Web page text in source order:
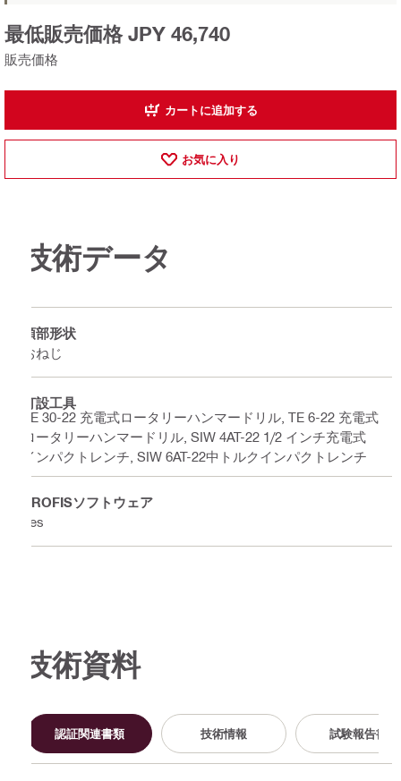
販売価格
最低販売価格 JPY 46,740
カートに追加する
お気に入り
技術データ
頭部形状
おねじ
打設工具
TE 30-22 充電式ロータリーハンマードリル, TE 6-22 充電式
ロータリーハンマードリル, SIW 4AT-22 1/2 インチ充電式
インパクトレンチ, SIW 6AT-22中トルクインパクトレンチ
PROFISソフトウェア
Yes
技術資料
認証関連書類 技術情報 試験報告書